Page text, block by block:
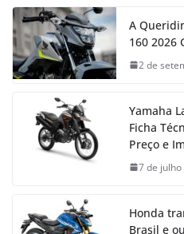
A
160 2026
2 de
Yamaha
Ficha
Preço e
7 de julho
Honda
Brasil e